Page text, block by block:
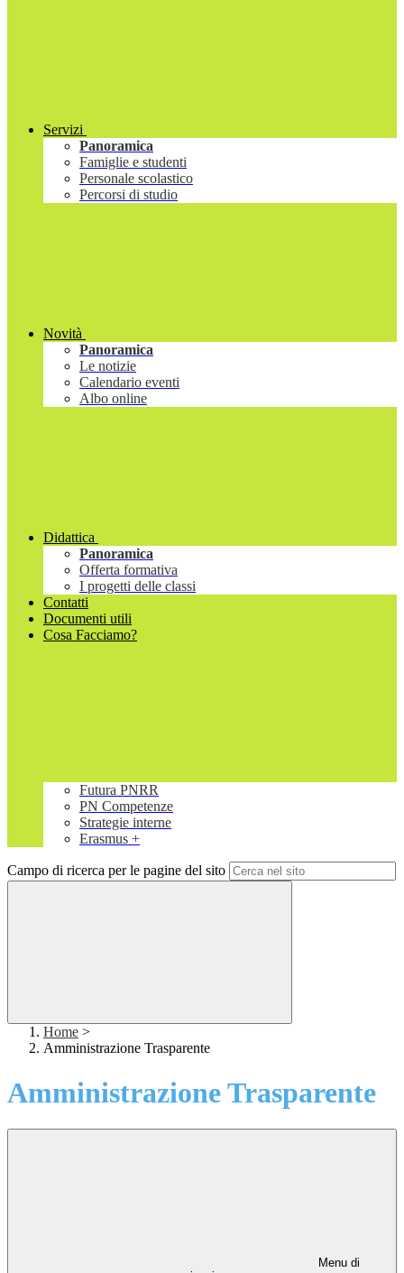
Servizi
Panoramica
Famiglie e studenti
Personale scolastico
Percorsi di studio
Novità
Panoramica
Le notizie
Calendario eventi
Albo online
Didattica
Panoramica
Offerta formativa
I progetti delle classi
Contatti
Documenti utili
Cosa Facciamo?
Futura PNRR
PN Competenze
Strategie interne
Erasmus +
Campo di ricerca per le pagine del sito
Home >
Amministrazione Trasparente
Amministrazione Trasparente
Menu di